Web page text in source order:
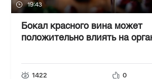
19:43
Бокал красного вина может
положительно влиять на
1422 0